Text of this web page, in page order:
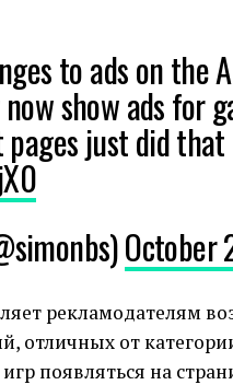
to ads on the
show ads for
pages just did
October
рекламодателям
отличных от
появляться на